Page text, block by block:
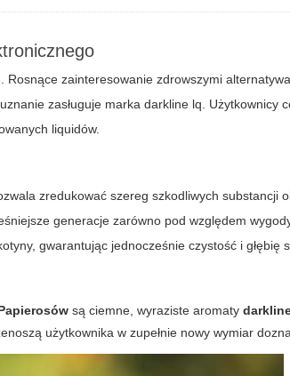
zainteresowanie zdrowszymi
zasługuje markadarkline lq . Użytkownicy
liquidów.
zredukować szereg szkodliwych substancji
generacje zarówno pod względem
gwarantując jednocześnie czystość i głębię
są ciemne, wyraziste aromaty
użytkownika w zupełnie nowy wymiar